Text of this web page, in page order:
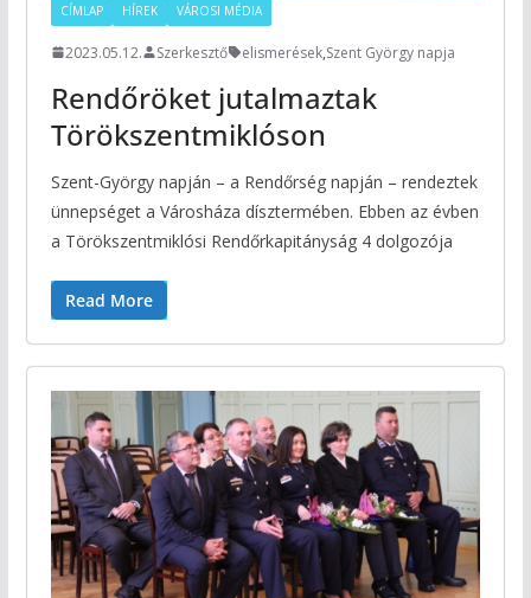
CÍMLAP HÍREK VÁROSI MÉDIA
2023.05.12. Szerkesztő elismerések,Szent György napja
Rendőröket jutalmaztak
Törökszentmiklóson
Szent-György napján – a Rendőrség napján – rendeztek
ünnepséget a Városháza dísztermében. Ebben az évben
a Törökszentmiklósi Rendőrkapitányság 4 dolgozója
Read More